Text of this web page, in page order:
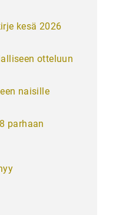
kesä 2026
otteluun
naisille
parhaan